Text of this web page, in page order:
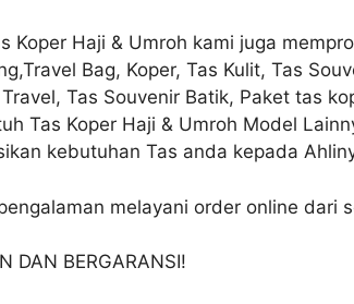
Koper Haji & Umroh kami juga
Bag, Koper, Tas Kulit, Tas
Tas Souvenir Batik, Paket tas
Tas Koper Haji & Umroh Model
kebutuhan Tas anda kepada
melayani order online dari
DAN BERGARANSI!